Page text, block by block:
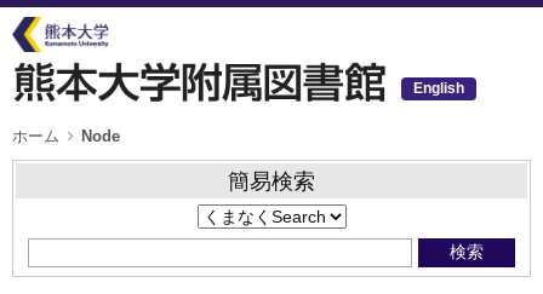
イ
コ
テ
ツ
移
English
パ
ン
く
ホーム Node
簡易検索